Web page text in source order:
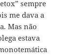
sempre
me dava a
Mas não
estava